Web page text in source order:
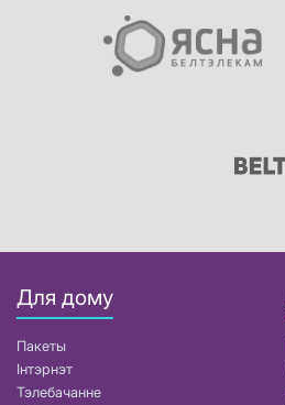
Для дому
Пакеты
Інтэрнэт
Тэлебачанне